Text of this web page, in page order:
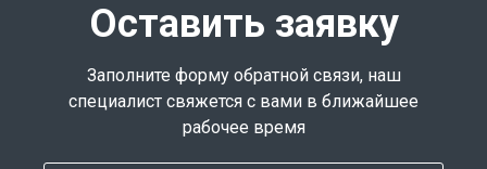
Оставить заявку
Заполните форму обратной связи, наш
специалист свяжется с вами в ближайшее
рабочее время